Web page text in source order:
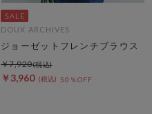
DOUX ARCHIVES
ジョーゼットフレンチブラウス
￥3,960 50％OFF
￥7,920